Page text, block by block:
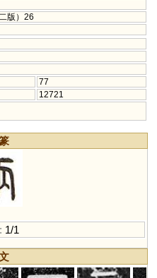
版）26
77
12721
1/1